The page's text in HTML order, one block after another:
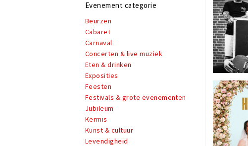
Evenement categorie
Beurzen
Cabaret
Carnaval
Concerten & live muziek
Eten & drinken
Exposities
Feesten
Festivals & grote evenementen
Jubileum
Kermis
Kunst & cultuur
Levendigheid